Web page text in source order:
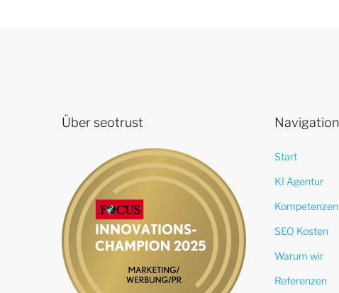
Über seotrust Navigation
Start
KI Agentur
Kompetenzen
SEO Kosten
Warum wir
Referenzen